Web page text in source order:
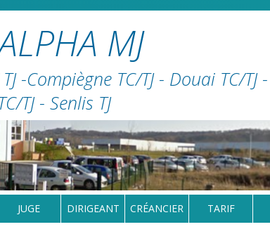
MJ
-Compiègne TC/TJ - Douai TC/TJ -
TJ - Senlis TJ
JUGE DIRIGEANT CRÉANCIER
TARIF